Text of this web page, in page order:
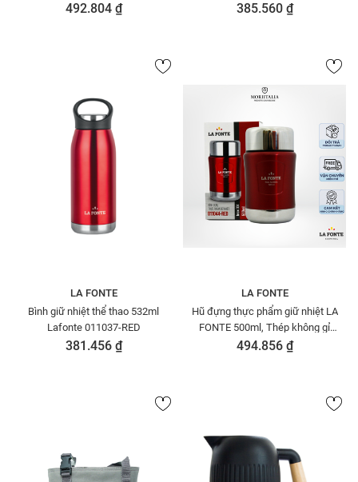
492.804 ₫ 385.560 ₫
LA FONTE
Bình giữ nhiệt thể thao 532ml
Lafonte 011037-RED
381.456 ₫
LA FONTE
Hũ đựng thực phẩm giữ nhiệt LA
FONTE 500ml, Thép không gỉ
SUS304 - Chính hãng
494.856 ₫